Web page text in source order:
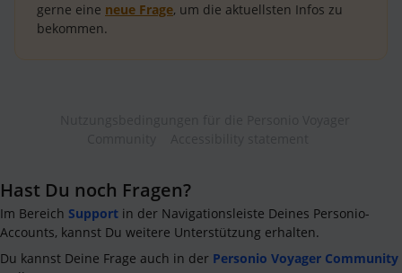
gerne eine neue Frage, um die aktuellsten Infos zu
bekommen.
Hast Du noch Fragen?
Im Bereich Support in der Navigationsleiste Deines Personio-
Accounts, kannst Du weitere Unterstützung erhalten.
Du kannst Deine Frage auch in der Personio Voyager Community